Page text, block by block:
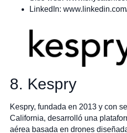
LinkedIn:
8. Kespry
Kespry, fundada en 2013 y con
California, desarrolló una
aérea basada en drones